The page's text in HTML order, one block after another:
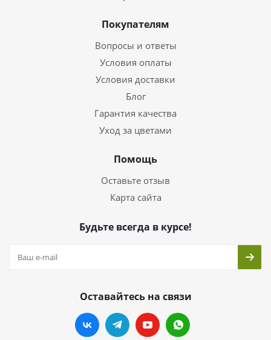
Покупателям
Вопросы и ответы
Условия оплаты
Условия доставки
Блог
Гарантия качества
Уход за цветами
Помощь
Оставьте отзыв
Карта сайта
Будьте всегда в курсе!
Оставайтесь на связи